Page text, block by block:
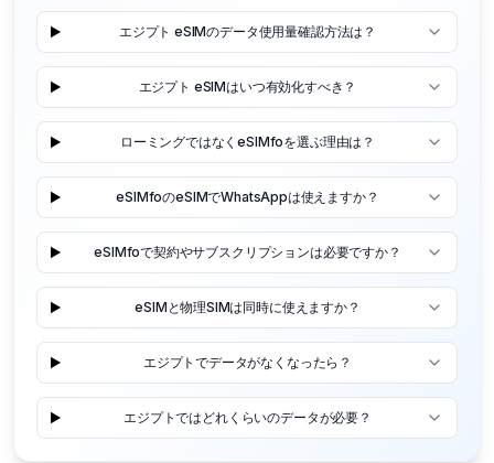
エジプト eSIMのデータ使用量確認方法は？
エジプト eSIMはいつ有効化すべき？
ローミングではなくeSIMfoを選ぶ理由は？
eSIMfoのeSIMでWhatsAppは使えますか？
eSIMfoで契約やサブスクリプションは必要ですか？
eSIMと物理SIMは同時に使えますか？
エジプトでデータがなくなったら？
エジプトではどれくらいのデータが必要？